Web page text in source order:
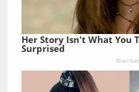
Her Story Isn't What You
Surprised